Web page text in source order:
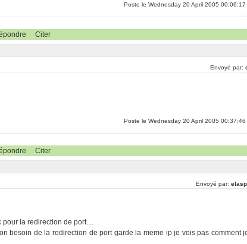
Poste le Wednesday 20 April 2005 00:06:17
Citer
Envoyé par:
Poste le Wednesday 20 April 2005 00:37:46
Citer
Envoyé par:
la redirection de port....
besoin de la redirection de port garde la meme ip je vois pas comment